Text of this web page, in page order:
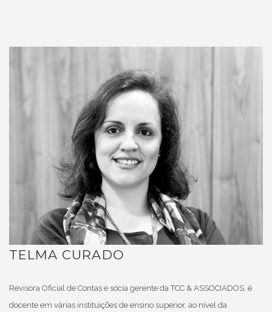
TELMA CURADO
Revisora Oficial de Contas e sócia gerente da TCC & ASSOCIADOS, é
docente em várias instituições de ensino superior, ao nível da